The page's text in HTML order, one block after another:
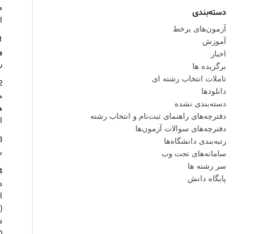
دسته‌بندی
آزمون‌های برخط
آموزش
اخبار
برگزیده ها
تاملات انتخاب رشته ای
دانلودها
دسته‌بندی نشده
دفترچه‌های راهنمای ثبت‌نام و انتخاب رشته
دفترچه‌‌های سوالات آزمون‌ها
رتبه‌بندی دانشگاه‌ها
سامانه‌های تحت وب
سر رشته ها
پایگاه دانش